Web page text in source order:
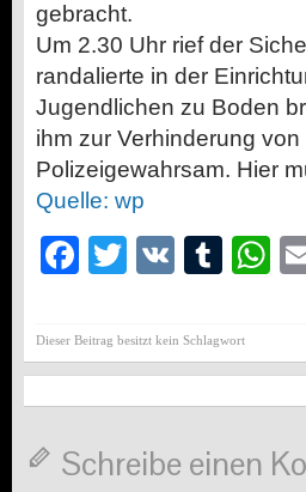
gebracht.
Um 2.30 Uhr rief der
randalierte in der
Jugendlichen zu Boden
ihm zur Verhinderung
Polizeigewahrsam. Hier
Quelle: wp
Facebook
Twitter
VK
Dieser Beitrag besitzt kein Schlagwort
Schreibe einen